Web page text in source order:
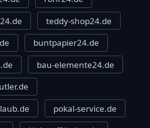
teddy-shop24.de
buntpapier24.de
bau-elemente24.de
pokal-service.de